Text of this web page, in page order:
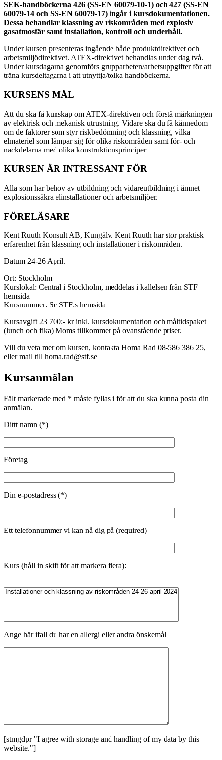
SEK-handböckerna 426 (SS-EN 60079-10-1) och 427 (SS-EN
60079-14 och SS-EN 60079-17) ingår i kursdokumentationen.
Dessa behandlar klassning av riskområden med explosiv
gasatmosfär samt installation, kontroll och underhåll.
Under kursen presenteras ingående både produktdirektivet och
arbetsmiljödirektivet. ATEX-direktivet behandlas under dag två.
Under kursdagarna genomförs grupparbeten/arbetsuppgifter för att
träna kursdeltagarna i att utnyttja/tolka handböckerna.
KURSENS MÅL
Att du ska få kunskap om ATEX-direktiven och förstå märkningen
av elektrisk och mekanisk utrustning. Vidare ska du få kännedom
om de faktorer som styr riskbedömning och klassning, vilka
elmateriel som lämpar sig för olika riskområden samt för- och
nackdelarna med olika konstruktionsprinciper
KURSEN ÄR INTRESSANT FÖR
Alla som har behov av utbildning och vidareutbildning i ämnet
explosionssäkra elinstallationer och arbetsmiljöer.
FÖRELÄSARE
Kent Ruuth Konsult AB, Kungälv. Kent Ruuth har stor praktisk
erfarenhet från klassning och installationer i riskområden.
Datum 24-26 April.
Ort: Stockholm
Kurslokal: Central i Stockholm, meddelas i kallelsen från STF
hemsida
Kursnummer: Se STF:s hemsida
Kursavgift 23 700:- kr inkl. kursdokumentation och måltidspaket
(lunch och fika) Moms tillkommer på ovanstående priser.
Vill du veta mer om kursen, kontakta Homa Rad 08-586 386 25,
eller mail till homa.rad@stf.se
Kursanmälan
Fält markerade med * måste fyllas i för att du ska kunna posta din
anmälan.
Dittt namn (*)
Företag
Din e-postadress (*)
Ett telefonnummer vi kan nå dig på (required)
Kurs (håll in skift för att markera flera):
Ange här ifall du har en allergi eller andra önskemål.
[stmgdpr "I agree with storage and handling of my data by this
website."]